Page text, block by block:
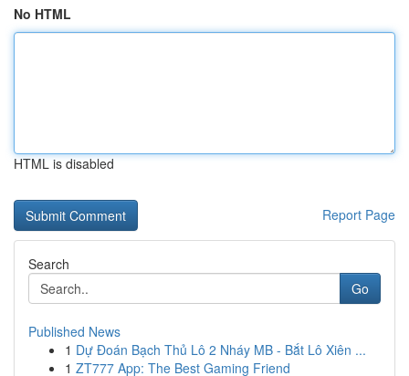
No HTML
HTML is disabled
Report Page
Search
Go
Published News
1 Dự Đoán Bạch Thủ Lô 2 Nháy MB - Bắt Lô Xiên ...
1 ZT777 App: The Best Gaming Friend